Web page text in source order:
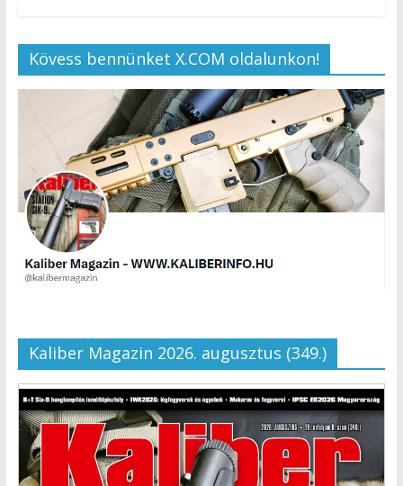
Kövess bennünket X.COM oldalunkon!
Kaliber Magazin 2026. augusztus (349.)